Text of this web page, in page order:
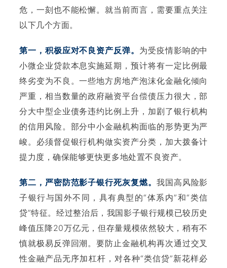
危，一刻也不能松懈。就当前而言，需要重点关注
以下几个方面。
第一，积极应对不良资产反弹。 为受疫情影响的中
小微企业贷款本息实施延期，预计将有一定比例最
终劣变为不良。一些地方房地产泡沫化金融化倾向
严重，相当数量的政府融资平台偿债压力很大，部
分大中型企业债务违约比例上升，加剧了银行机构
的信用风险。部分中小金融机构面临的形势更为严
峻。必须督促银行机构做实资产分类，加大拨备计
提力度，确保能够更快更多地处置不良资产。
第二，严密防范影子银行死灰复燃。 我国高风险影
子银行与国外不同，具有典型的“体系内”和“类信
贷”特征。经过整治后，我国影子银行规模已较历史
峰值压降20万亿元，但存量规模依然较大，稍有不
慎就极易反弹回潮。要防止金融机构再次通过交叉
性金融产品无序加杠杆，对各种“类信贷”新花样必